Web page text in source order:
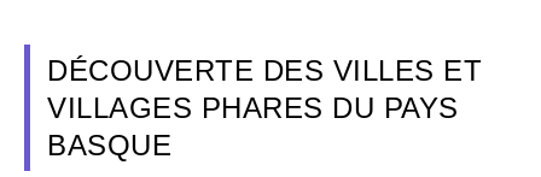
DÉCOUVERTE DES VILLES ET
VILLAGES PHARES DU PAYS
BASQUE